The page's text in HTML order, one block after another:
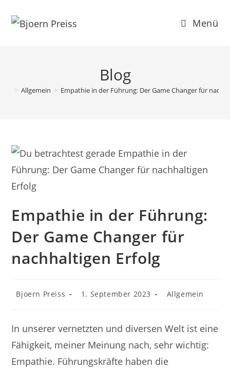
Inhalt
springen
Menü
Blog
> Allgemein > Empathie in der Führung: Der Game Changer für
Empathie in der Führung:
Der Game Changer für
nachhaltigen Erfolg
Beitrags-
Autor:
Bjoern Preiss
Beitrag
veröffentlicht:
1. September 2023
Beitrags-
Kategorie:
Allgemein
In unserer vernetzten und diversen Welt ist eine
Fähigkeit, meiner Meinung nach, sehr wichtig:
Empathie. Führungskräfte haben die